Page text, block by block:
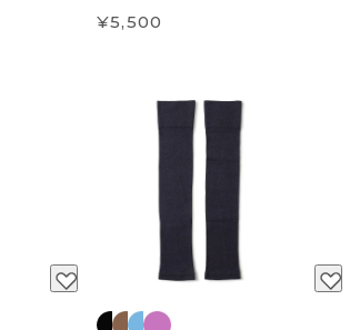
¥5,500